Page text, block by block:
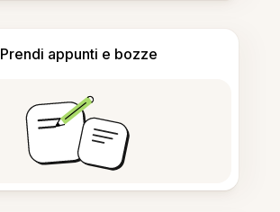
Prendi appunti e bozze